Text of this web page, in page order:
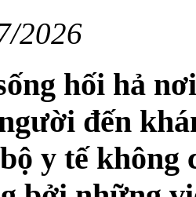
2026
hối hả
đến
y tế